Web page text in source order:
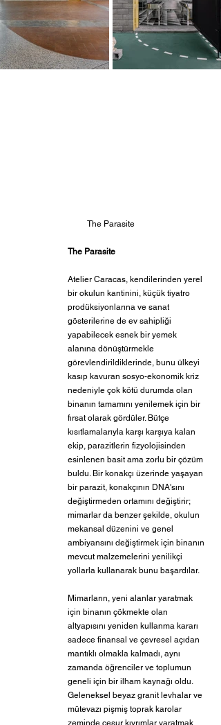
The Parasite
The Parasite
Atelier Caracas, kendilerinden yerel
bir okulun kantinini, küçük tiyatro
prodüksiyonlarına ve sanat
gösterilerine de ev sahipliği
yapabilecek esnek bir yemek
alanına dönüştürmekle
görevlendirildiklerinde, bunu ülkeyi
kasıp kavuran sosyo-ekonomik kriz
nedeniyle çok kötü durumda olan
binanın tamamını yenilemek için bir
fırsat olarak gördüler. Bütçe
kısıtlamalarıyla karşı karşıya kalan
ekip, parazitlerin fizyolojisinden
esinlenen basit ama zorlu bir çözüm
buldu. Bir konakçı üzerinde yaşayan
bir parazit, konakçının DNA'sını
değiştirmeden ortamını değiştirir;
mimarlar da benzer şekilde, okulun
mekansal düzenini ve genel
ambiyansını değiştirmek için binanın
mevcut malzemelerini yenilikçi
yollarla kullanarak bunu başardılar.
Mimarların, yeni alanlar yaratmak
için binanın çökmekte olan
altyapısını yeniden kullanma kararı
sadece finansal ve çevresel açıdan
mantıklı olmakla kalmadı, aynı
zamanda öğrenciler ve toplumun
geneli için bir ilham kaynağı oldu.
Geleneksel beyaz granit levhalar ve
mütevazı pişmiş toprak karolar